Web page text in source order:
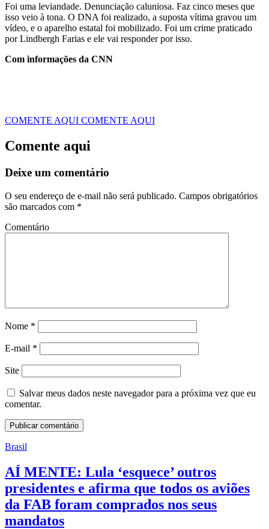
Foi uma leviandade. Denunciação caluniosa. Faz cinco meses que
isso veio à tona. O DNA foi realizado, a suposta vítima gravou um
vídeo, e o aparelho estatal foi mobilizado. Foi um crime praticado
por Lindbergh Farias e ele vai responder por isso.
Com informações da CNN
COMENTE AQUI COMENTE AQUI
Comente aqui
Deixe um comentário
O seu endereço de e-mail não será publicado. Campos obrigatórios
são marcados com *
Comentário
Nome *
E-mail *
Site
Salvar meus dados neste navegador para a próxima vez que eu
comentar.
Brasil
AÍ MENTE: Lula ‘esquece’ outros
presidentes e afirma que todos os aviões
da FAB foram comprados nos seus
mandatos